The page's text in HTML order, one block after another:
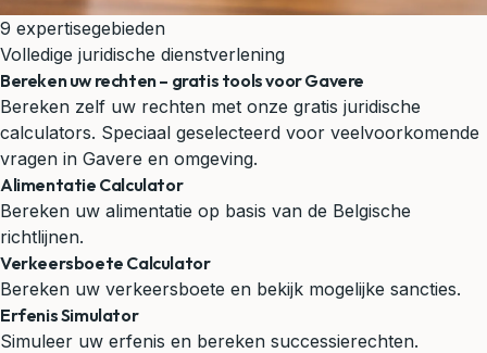
9 expertisegebieden
Volledige juridische dienstverlening
Bereken uw rechten – gratis tools voor Gavere
Bereken zelf uw rechten met onze gratis juridische
calculators. Speciaal geselecteerd voor veelvoorkomende
vragen in Gavere en omgeving.
Alimentatie Calculator
Bereken uw alimentatie op basis van de Belgische
richtlijnen.
Verkeersboete Calculator
Bereken uw verkeersboete en bekijk mogelijke sancties.
Erfenis Simulator
Simuleer uw erfenis en bereken successierechten.